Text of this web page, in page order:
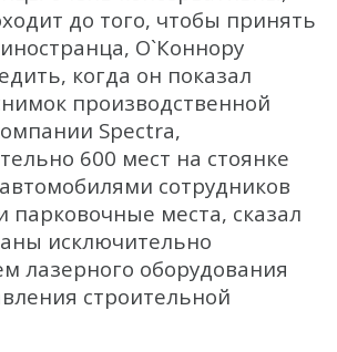
до того, чтобы принять
О`Коннору
когда он показал
производственной
Spectra,
600 мест на стоянке
сотрудников
парковочные места, сказал
исключительно
лазерного оборудования
строительной